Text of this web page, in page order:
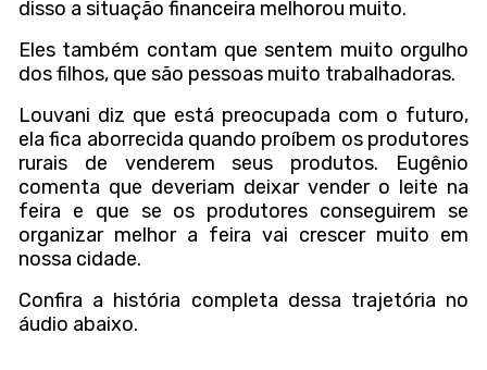
disso a situação financeira melhorou muito.
Eles também contam que sentem muito orgulho
dos filhos, que são pessoas muito trabalhadoras.
Louvani diz que está preocupada com o futuro,
ela fica aborrecida quando proíbem os produtores
rurais de venderem seus produtos. Eugênio
comenta que deveriam deixar vender o leite na
feira e que se os produtores conseguirem se
organizar melhor a feira vai crescer muito em
nossa cidade.
Confira a história completa dessa trajetória no
áudio abaixo.